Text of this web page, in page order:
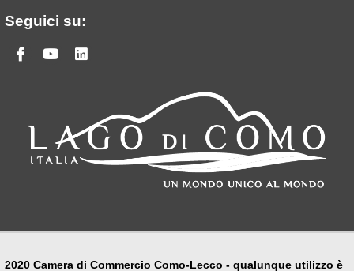
Seguici su:
Facebook
Youtube
2020 Camera di Commercio Como-Lecco - qualunque utilizzo è